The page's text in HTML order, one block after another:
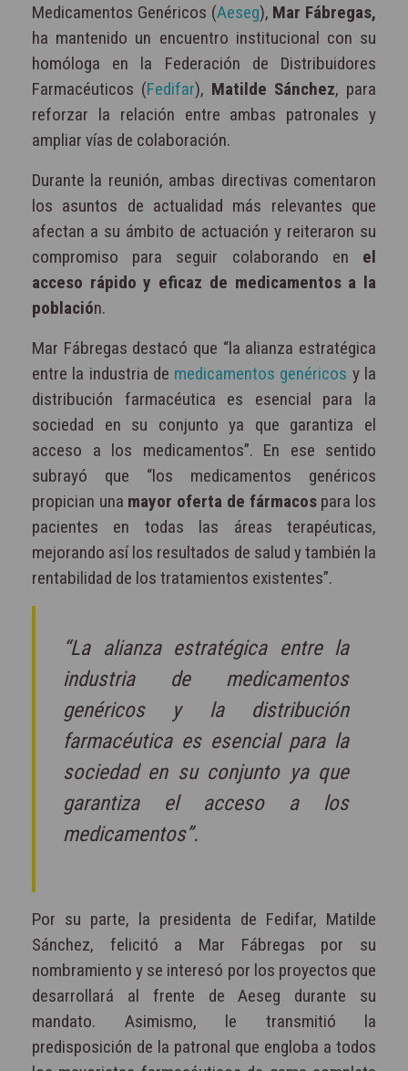
Medicamentos Genéricos (Aeseg), Mar Fábregas,
ha mantenido un encuentro institucional con su
homóloga en la Federación de Distribuidores
Farmacéuticos (Fedifar), Matilde Sánchez, para
reforzar la relación entre ambas patronales y
ampliar vías de colaboración.
Durante la reunión, ambas directivas comentaron
los asuntos de actualidad más relevantes que
afectan a su ámbito de actuación y reiteraron su
compromiso para seguir colaborando en el
acceso rápido y eficaz de medicamentos a la
población.
Mar Fábregas destacó que “la alianza estratégica
entre la industria de medicamentos genéricos y la
distribución farmacéutica es esencial para la
sociedad en su conjunto ya que garantiza el
acceso a los medicamentos”. En ese sentido
subrayó que “los medicamentos genéricos
propician una mayor oferta de fármacospara los
pacientes en todas las áreas terapéuticas,
mejorando así los resultados de salud y también la
rentabilidad de los tratamientos existentes”.
“La alianza estratégica entre la
industria de medicamentos
genéricos y la distribución
farmacéutica es esencial para la
sociedad en su conjunto ya que
garantiza el acceso a los
medicamentos”.
Por su parte, la presidenta de Fedifar, Matilde
Sánchez, felicitó a Mar Fábregas por su
nombramiento y se interesó por los proyectos que
desarrollará al frente de Aeseg durante su
mandato. Asimismo, le transmitió la
predisposición de la patronal que engloba a todos